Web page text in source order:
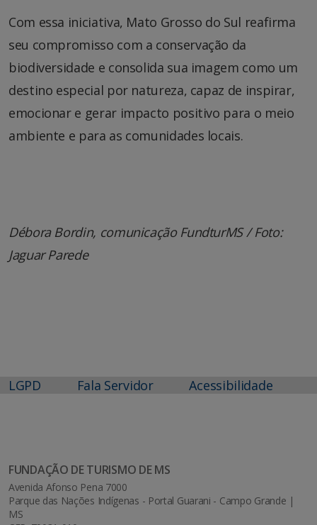
Com essa iniciativa, Mato Grosso do Sul reafirma
seu compromisso com a conservação da
biodiversidade e consolida sua imagem como um
destino especial por natureza, capaz de inspirar,
emocionar e gerar impacto positivo para o meio
ambiente e para as comunidades locais.
Débora Bordin, comunicação FundturMS / Foto:
Jaguar Parede
LGPD Fala Servidor Acessibilidade
FUNDAÇÃO DE TURISMO DE MS
Avenida Afonso Pena 7000
Parque das Nações Indígenas - Portal Guarani - Campo Grande |
MS